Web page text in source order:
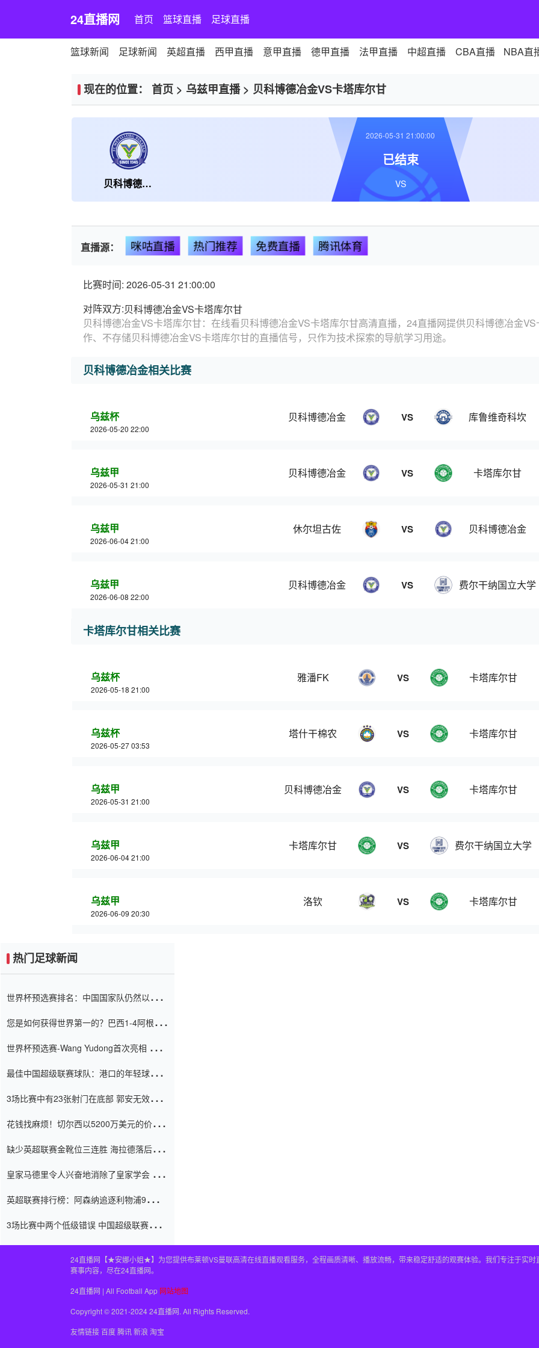
24直播网 首页 篮球直播 足球直播
篮球新闻 足球新闻 英超直播 西甲直播 意甲直播 德甲直播 法甲直播 中超直播 CBA直播 NBA直
现在的位置： 首页 > 乌兹甲直播> 贝科博德冶金VS卡塔库尔甘
贝科博德冶金
2026-05-31 21:00:00
已结束
VS
直播源： 咪咕直播 热门推荐 免费直播 腾讯体育
比赛时间: 2026-05-31 21:00:00
对阵双方:贝科博德冶金VS卡塔库尔甘
贝科博德冶金VS卡塔库尔甘：在线看贝科博德冶金VS卡塔库尔甘高清直播，24直播网提供贝科博德冶金
作、不存储贝科博德冶金VS卡塔库尔甘的直播信号，只作为技术探索的导航学习用途。
贝科博德冶金相关比赛
乌兹杯
2026-05-20 22:00
贝科博德冶金 VS 库鲁维奇科坎
乌兹甲
2026-05-31 21:00
贝科博德冶金 VS 卡塔库尔甘
乌兹甲
2026-06-04 21:00
休尔坦古佐 VS 贝科博德冶金
乌兹甲
2026-06-08 22:00
贝科博德冶金 VS 费尔干纳国立大学
卡塔库尔甘相关比赛
乌兹杯
2026-05-18 21:00
雅潘FK VS 卡塔库尔甘
乌兹杯
2026-05-27 03:53
塔什干棉农 VS 卡塔库尔甘
乌兹甲
2026-05-31 21:00
贝科博德冶金 VS 卡塔库尔甘
乌兹甲
2026-06-04 21:00
卡塔库尔甘 VS 费尔干纳国立大学
乌兹甲
2026-06-09 20:30
洛钦 VS 卡塔库尔甘
热门足球新闻
世界杯预选赛排名：中国国家队仍然以6分
您是如何获得世界第一的？巴西1-4阿根
世界杯预选赛-Wang Yudong首次亮相 中国
最佳中国超级联赛球队：港口的年轻球员在
（Taishan）
3场比赛中有23张射门在底部 郭安无效传球
花钱找麻烦！切尔西以5200万美元的价格
窗口
缺少英超联赛金靴位三连胜 海拉德落后6球
皇家马德里令人兴奋地消除了皇家学会 安
英超联赛排行榜：阿森纳追逐利物浦9分 曼
3场比赛中两个低级错误 中国超级联赛的前
24直播网【★安娜小姐★】为您提供布莱顿VS曼联高清在线直播观看服务，全程画质清晰、播放流畅，带来稳定舒适的观赛体验。我们专注于实
赛事内容，尽在24直播网。
24直播网 | All Football App 网站地图
Copyright © 2021-2024 24直播网. All Rights Reserved.
友情链接百度腾讯新浪 淘宝